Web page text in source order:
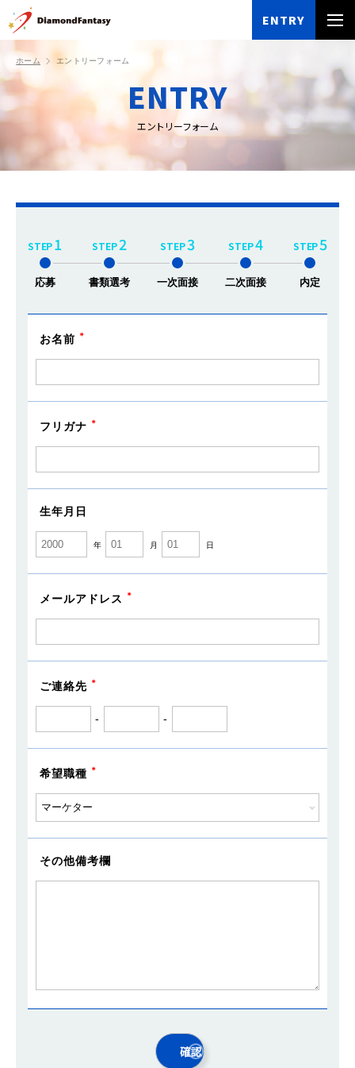
ENTRY
ホーム エントリーフォーム
ENTRY
エントリーフォーム
STEP1
応募
STEP2
書類選考
STEP3
一次面接
STEP4
二次面接
STEP5
内定
お名前
フリガナ
生年月日
年 月 日
メールアドレス
ご連絡先
- -
希望職種
その他備考欄